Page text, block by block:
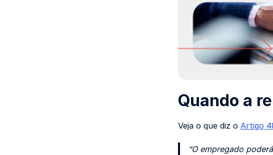
Quando a
Veja o que diz o Artigo
“O empregado